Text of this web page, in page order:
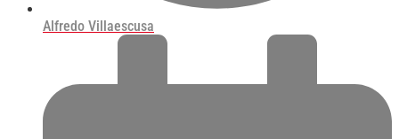
Alfredo Villaescusa